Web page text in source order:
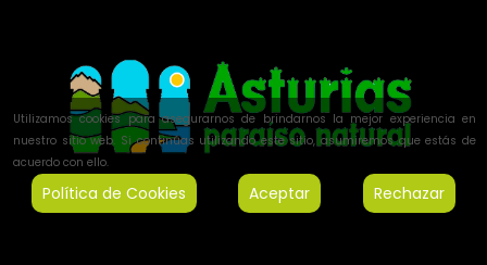
Utilizamos cookies para asegurarnos de brindarnos la mejor experiencia en
nuestro sitio web. Si continúas utilizando este sitio, asumiremos que estás de
acuerdo con ello.
Política de Cookies Aceptar Rechazar